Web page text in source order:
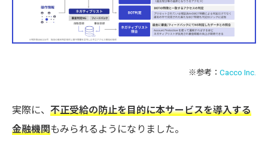
※参考： Cacco Inc.
実際に、 不正受給の防止を目的に本サービスを導入する
金融機関もみられるようになりました。